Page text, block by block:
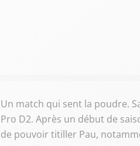
Un match qui sent la poudre.
Pro D2. Après un début de
de pouvoir titiller Pau,